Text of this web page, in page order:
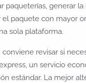
paqueterías, generar la
el paquete con mayor
sola plataforma.
conviene revisar si
un servicio
estándar. La mejor